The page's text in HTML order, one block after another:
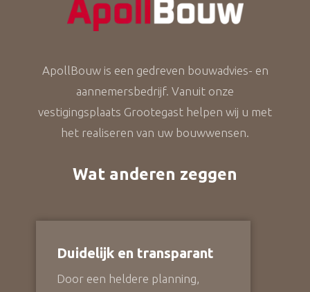
ApollBouw is een gedreven bouwadvies- en
aannemersbedrijf. Vanuit onze
vestigingsplaats Grootegast helpen wij u met
het realiseren van uw bouwwensen.
Wat anderen zeggen
Duidelijk en transparant
Door een heldere planning,